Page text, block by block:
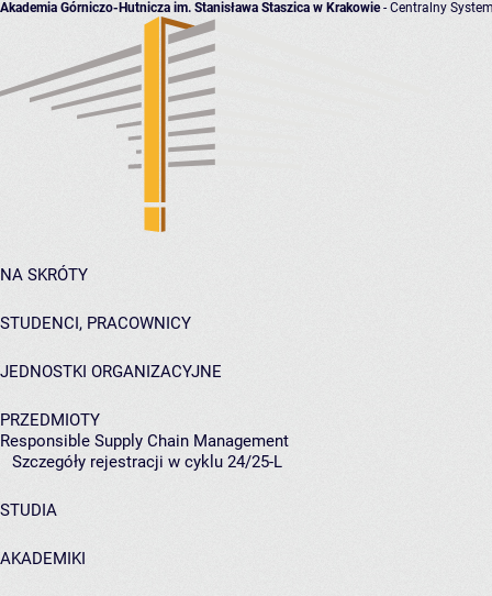
Akademia Górniczo-Hutnicza im. Stanisława Staszica w Krakowie- Centralny
NA SKRÓTY
STUDENCI, PRACOWNICY
JEDNOSTKI ORGANIZACYJNE
PRZEDMIOTY
Responsible Supply Chain Management
Szczegóły rejestracji w cyklu 24/25-L
STUDIA
AKADEMIKI